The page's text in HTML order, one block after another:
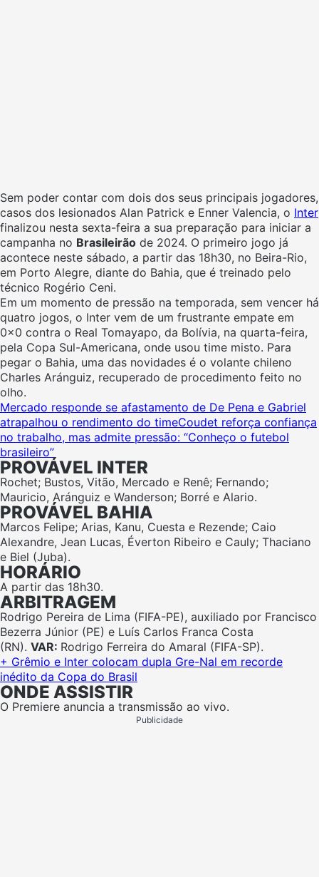
Sem poder contar com dois dos seus principais jogadores,
casos dos lesionados Alan Patrick e Enner Valencia, o Inter
finalizou nesta sexta-feira a sua preparação para iniciar a
campanha no Brasileirão de 2024. O primeiro jogo já
acontece neste sábado, a partir das 18h30, no Beira-Rio,
em Porto Alegre, diante do Bahia, que é treinado pelo
técnico Rogério Ceni.
Em um momento de pressão na temporada, sem vencer há
quatro jogos, o Inter vem de um frustrante empate em
0x0 contra o Real Tomayapo, da Bolívia, na quarta-feira,
pela Copa Sul-Americana, onde usou time misto. Para
pegar o Bahia, uma das novidades é o volante chileno
Charles Aránguiz, recuperado de procedimento feito no
olho.
Mercado responde se afastamento de De Pena e Gabriel
atrapalhou o rendimento do timeCoudet reforça confiança
no trabalho, mas admite pressão: “Conheço o futebol
brasileiro”
PROVÁVEL INTER
Rochet; Bustos, Vitão, Mercado e Renê; Fernando;
Mauricio, Aránguiz e Wanderson; Borré e Alario.
PROVÁVEL BAHIA
Marcos Felipe; Arias, Kanu, Cuesta e Rezende; Caio
Alexandre, Jean Lucas, Éverton Ribeiro e Cauly; Thaciano
e Biel (Juba).
HORÁRIO
A partir das 18h30.
ARBITRAGEM
Rodrigo Pereira de Lima (FIFA-PE), auxiliado por Francisco
Bezerra Júnior (PE) e Luís Carlos Franca Costa
(RN). VAR: Rodrigo Ferreira do Amaral (FIFA-SP).
+ Grêmio e Inter colocam dupla Gre-Nal em recorde
inédito da Copa do Brasil
ONDE ASSISTIR
O Premiere anuncia a transmissão ao vivo.
Publicidade